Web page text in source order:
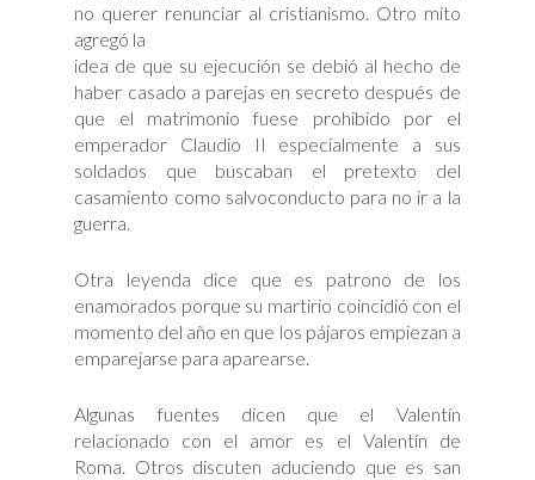
no querer renunciar al cristianismo. Otro mito
agregó la
idea de que su ejecución se debió al hecho de
haber casado a parejas en secreto después de
que el matrimonio fuese prohibido por el
emperador Claudio II especialmente a sus
soldados que buscaban el pretexto del
casamiento como salvoconducto para no ir a la
guerra.
Otra leyenda dice que es patrono de los
enamorados porque su martirio coincidió con el
momento del año en que los pájaros empiezan a
emparejarse para aparearse.
Algunas fuentes dicen que el Valentín
relacionado con el amor es el Valentín de
Roma. Otros discuten aduciendo que es san